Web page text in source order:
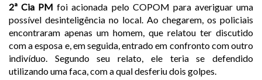
2ª Cia PM foi acionada pelo COPOM para averiguar uma
possível desinteligência no local. Ao chegarem, os policiais
encontraram apenas um homem, que relatou ter discutido
com a esposa e, em seguida, entrado em confronto com outro
indivíduo. Segundo seu relato, ele teria se defendido
utilizando uma faca, com a qual desferiu dois golpes.